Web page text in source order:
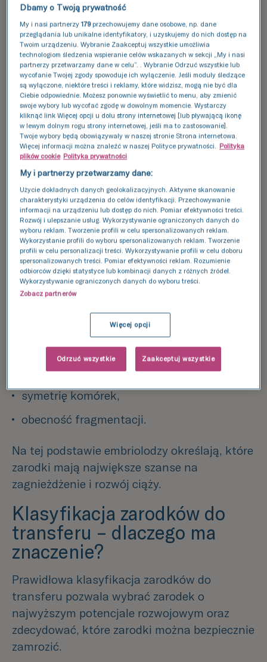
klinikach TFP Fertility opiera się na
zaawansowanej technologii EmbryoScope
To specjalny inkubator z wbudowanymi
kamerami, który umożliwia ciągłe
monitorowanie rozwoju zarodka bez
wyjmowania go z bezpiecznego środowiska.
Dodatkowo wykorzystywane jest
oprogramowanie oparte na sztucznej
inteligencji (iDAScore
rozwój zarodków i wspiera embriologów w
wyborze tych o najwyższym potencjale
implantacyjnym.
Na czym polega klasyfikacja
zarodków do in vitro?
Klasyfikacja zarodków do in vitro odbywa się
od 2. do 6. dnia rozwoju
kluczowych parametrów:
liczbę komórek,
tempo podziałów,
symetrię komórek,
obecność fragmentacji.
Na tej podstawie embriolodzy określają, które
zarodki mają największe szanse na
zagnieżdżenie i rozwój ciąży.
Klasyfikacja zarodków do
transferu – dlaczego ma
znaczenie?
Prawidłowa klasyfikacja zarodków do
transferu pozwala wybrać zarodek o
najwyższym potencjale rozwojowym oraz
zdecydować, które zarodki można bezpiecznie
zamrozić.
Dbamy o Twoją prywatność
My i nasi partnerzy179przechowujemy dane osobowe, np. dane
przeglądania lub unikalne identyfikatory, i uzyskujemy do nich dostęp na
Twoim urządzeniu. Wybranie Zaakceptuj wszystkie umożliwia
technologiom śledzenia wspieranie celów wskazanych w sekcji „My i nasi
partnerzy przetwarzamy dane w celu”. . Wybranie Odrzuć wszystkie lub
wycofanie Twojej zgody spowoduje ich wyłączenie. Jeśli moduły śledzące
są wyłączone, niektóre treści i reklamy, które widzisz, mogą nie być dla
Ciebie odpowiednie. Możesz ponownie wyświetlić to menu, aby zmienić
swoje wybory lub wycofać zgodę w dowolnym momencie. Wystarczy
kliknąć link Więcej opcji u dołu strony internetowej [lub pływającą ikonę
w lewym dolnym rogu strony internetowej, jeśli ma to zastosowanie].
Twoje wybory będą obowiązywały w naszej stronie Strona internetowa.
Więcej informacji można znaleźć w naszej Polityce prywatności. Polityka
plików cookie Polityka prywatności
My i partnerzy przetwarzamy dane:
Użycie dokładnych danych geolokalizacyjnych. Aktywne skanowanie
charakterystyki urządzenia do celów identyfikacji. Przechowywanie
informacji na urządzeniu lub dostęp do nich. Pomiar efektywności treści.
Rozwój i ulepszanie usług. Wykorzystywanie ograniczonych danych do
wyboru reklam. Tworzenie profili w celu spersonalizowanych reklam.
Wykorzystanie profili do wyboru spersonalizowanych reklam. Tworzenie
profili w celu personalizacji treści. Wykorzystywanie profili w celu doboru
spersonalizowanych treści. Pomiar efektywności reklam. Rozumienie
odbiorców dzięki statystyce lub kombinacji danych z różnych źródeł.
Wykorzystywanie ograniczonych danych do wyboru treści.
Zobacz partnerów
Więcej opcji
Odrzuć wszystkie Zaakceptuj wszystkie